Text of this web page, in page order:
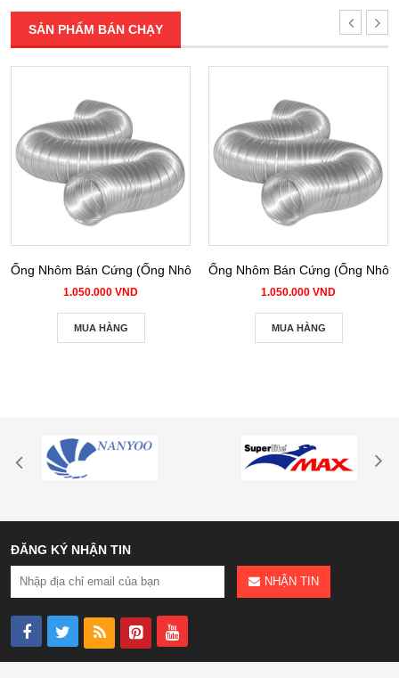
SẢN PHẨM BÁN CHẠY
Ống Nhôm Bán Cứng (Ống Nhôm Nhún) phi 100
1.050.000 VND
MUA HÀNG
Ống Nhôm Bán Cứng (Ống
1.050.000 VND
MUA HÀNG
ĐĂNG KÝ NHẬN TIN
NHẬN TIN